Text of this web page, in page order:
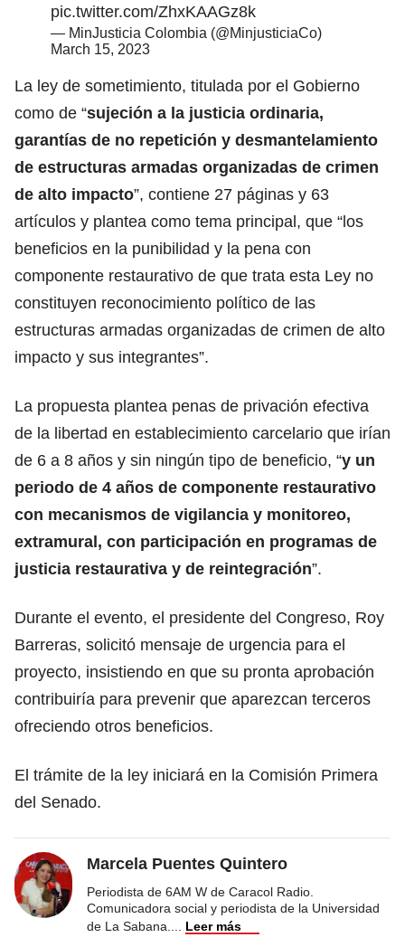
pic.twitter.com/ZhxKAAGz8k
— MinJusticia Colombia (@MinjusticiaCo)
March 15, 2023
La ley de sometimiento, titulada por el Gobierno
como de “sujeción a la justicia ordinaria,
garantías de no repetición y desmantelamiento
de estructuras armadas organizadas de crimen
de alto impacto”, contiene 27 páginas y 63
artículos y plantea como tema principal, que “los
beneficios en la punibilidad y la pena con
componente restaurativo de que trata esta Ley no
constituyen reconocimiento político de las
estructuras armadas organizadas de crimen de alto
impacto y sus integrantes”.
La propuesta plantea penas de privación efectiva
de la libertad en establecimiento carcelario que irían
de 6 a 8 años y sin ningún tipo de beneficio, “y un
periodo de 4 años de componente restaurativo
con mecanismos de vigilancia y monitoreo,
extramural, con participación en programas de
justicia restaurativa y de reintegración”.
Durante el evento, el presidente del Congreso, Roy
Barreras, solicitó mensaje de urgencia para el
proyecto, insistiendo en que su pronta aprobación
contribuiría para prevenir que aparezcan terceros
ofreciendo otros beneficios.
El trámite de la ley iniciará en la Comisión Primera
del Senado.
Marcela Puentes Quintero
Periodista de 6AM W de Caracol Radio.
Comunicadora social y periodista de la Universidad
de La Sabana.
Leer más